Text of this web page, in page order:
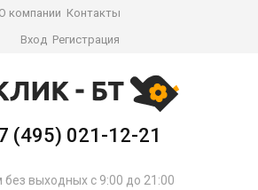
О компании Контакты
Вход Регистрация
(495) 021-12-21
без выходных с 9:00 до 21:00